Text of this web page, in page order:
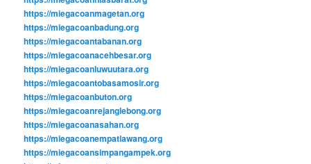
https://miegacoanmagetan.org
https://miegacoanbadung.org
https://miegacoantabanan.org
https://miegacoanacehbesar.org
https://miegacoanluwuutara.org
https://miegacoantobasamosir.org
https://miegacoanbuton.org
https://miegacoanrejanglebong.org
https://miegacoanasahan.org
https://miegacoanempatlawang.org
https://miegacoansimpangampek.org